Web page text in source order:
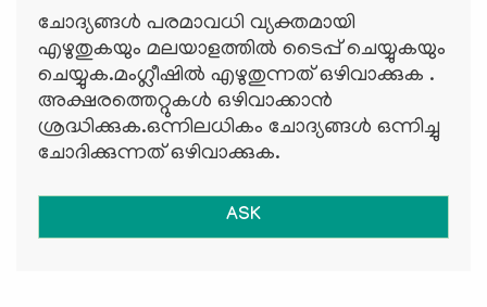
ചോദ്യങ്ങള്‍ പരമാവധി വ്യക്തമായി
എഴുതുകയും മലയാളത്തില്‍ ടൈപ്പ് ചെയ്യുകയും
ചെയ്യുക.മംഗ്ലീഷില്‍ എഴുതുന്നത് ഒഴിവാക്കുക .
അക്ഷരത്തെറ്റുകള്‍ ഒഴിവാക്കാന്‍
ശ്രദ്ധിക്കുക.ഒന്നിലധികം ചോദ്യങ്ങള്‍ ഒന്നിച്ചു
ചോദിക്കുന്നത് ഒഴിവാക്കുക.
ASK